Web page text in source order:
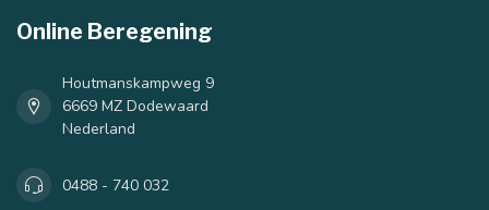
Online Beregening
Houtmanskampweg 9
6669 MZ Dodewaard
Nederland
0488 - 740 032